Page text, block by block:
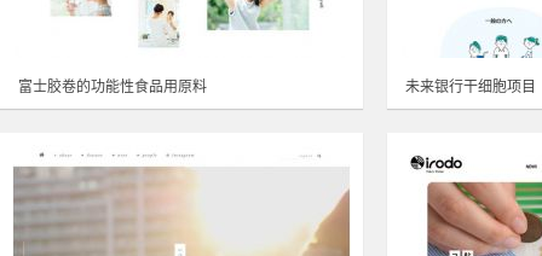
富士胶卷的功能性食品用原料 未来银行干细胞项目